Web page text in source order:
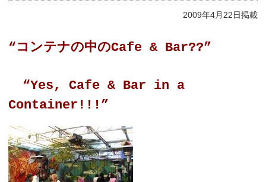
2009年4月22日掲載
“コンテナの中のCafe & Bar??”
“Yes, Cafe & Bar in a
Container!!!”